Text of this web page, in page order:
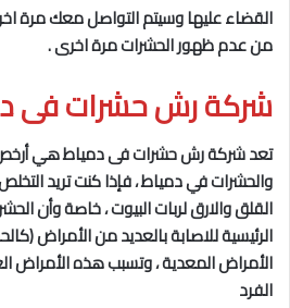
القضاء عليها وسيتم التواصل معك مرة
من عدم ظهور الحشرات مرة اخرى .
شركة رش حشرات فى
تعد شركة رش حشرات فى دمياطهي
والحشرات في دمياط، فإذا كنت تريد
القلق والارق لربات البيوت ، خاصة وأن
الرئيسية للاصابة بالعديد من الأمراض
الأمراض المعدية ، وتسبب هذه
الفرد